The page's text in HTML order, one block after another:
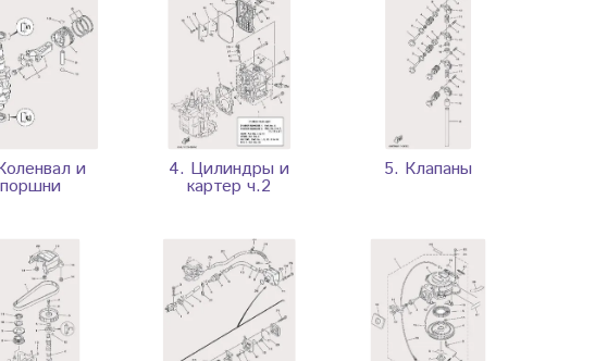
и
поршни
4. Цилиндры и
картер ч.2
5. Клапаны